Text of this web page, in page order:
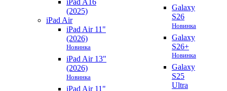
iPad A16
(2025)
iPad Air
iPad Air 11"
(2026)
Новинка
iPad Air 13"
(2026)
Новинка
iPad Air 11"
Galaxy
S26
Новинка
Galaxy
S26+
Новинка
Galaxy
S25
Ultra